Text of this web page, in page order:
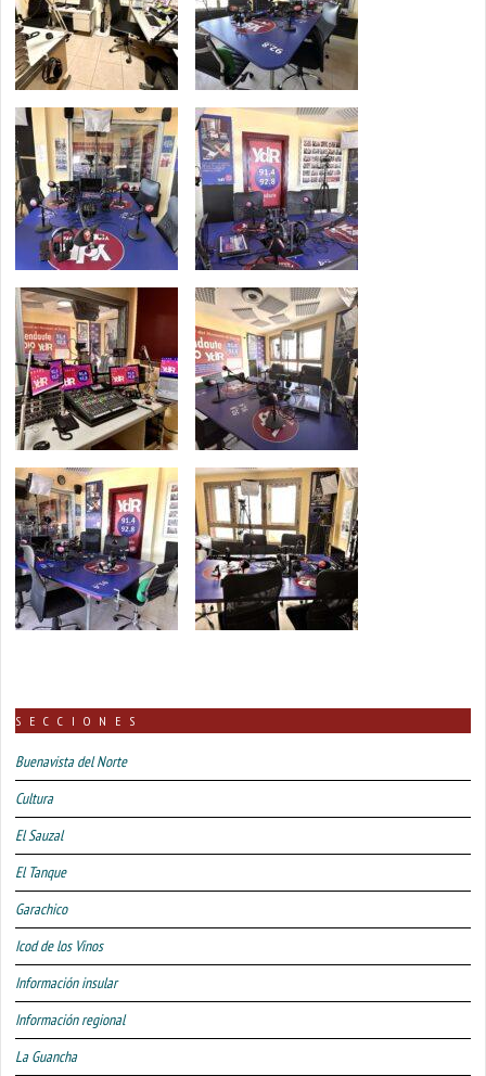
SECCIONES
Buenavista del Norte
Cultura
El Sauzal
El Tanque
Garachico
Icod de los Vinos
Información insular
Información regional
La Guancha